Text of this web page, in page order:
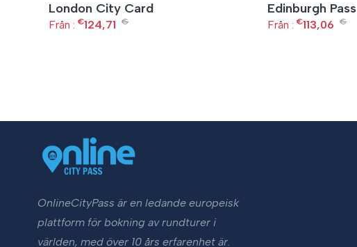
London City Card
Från : €124,71 €
Edinburgh Pass
Från : €113,06 €
OnlineCityPass är en ledande europeisk
plattform för bokning av rundturer i
världen, med över 10 års erfarenhet är.